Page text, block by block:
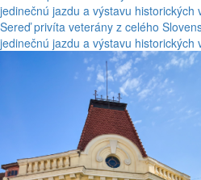
Sereď privíta veterány z celého
jedinečnú jazdu a výstavu historických